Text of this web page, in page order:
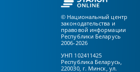
© Национальный центр
законодательства и
правовой информации
Республики Беларусь
2006-2026
УНП 102411425
Республика Беларусь,
220030, г. Минск, ул.